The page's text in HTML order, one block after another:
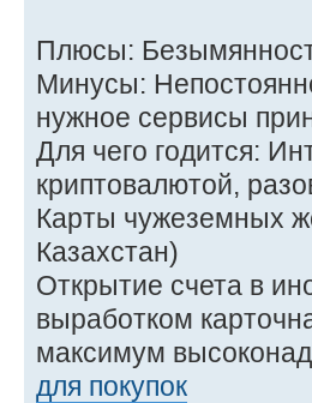
Плюсы:
Минусы:
нужное сервисы
Для чего годится:
криптовалютой,
Карты чужеземных
Казахстан)
Открытие счета в
выработком
максимум
для покупок